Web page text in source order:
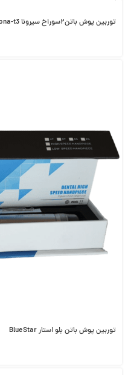
توربین پوش باتن۲سوراخ سیرونا Sirona-t3
توربین پوش باتن بلو استار BlueStar